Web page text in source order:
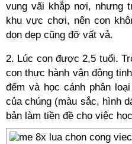
vung vãi khắp nơi, nhưng
khu vực chơi, nên con
dọn dẹp cũng đỡ vất vả.
2. Lúc con được 2,5 tuổi.
con thực hành vận động
đếm và học cánh phân
của chúng (màu sắc, hình
bản làm tiền đề cho việc